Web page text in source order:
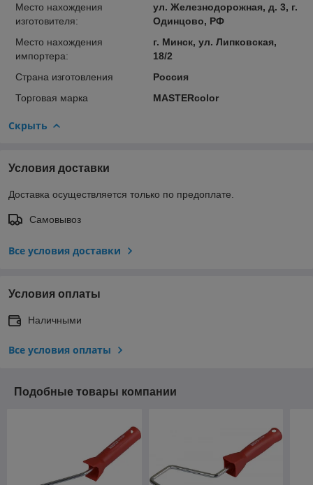
Место нахождения
изготовителя:
ул. Железнодорожная, д. 3, г.
Одинцово, РФ
Место нахождения
импортера:
г. Минск, ул. Липковская,
18/2
Страна изготовления
Россия
Торговая марка
MASTERcolor
Скрыть
Условия доставки
Доставка осуществляется только по предоплате.
Самовывоз
Все условия доставки
Условия оплаты
Наличными
Все условия оплаты
Подобные товары компании